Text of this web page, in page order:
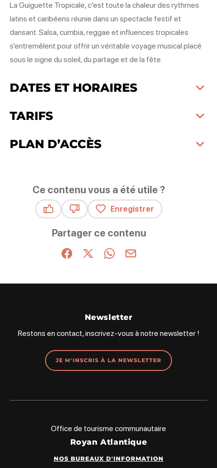
La Guiguette Tropicale, c’est toute la chaleur des rythmes
latins et caribéens réunie dans un spectacle festif et
dansant. Salsa, cumbia, reggae et influences tropicales
s’entremêlent pour offrir un véritable voyage musical placé
sous le signe du soleil, du partage et de la fête.
DATES ET HORAIRES
TARIFS
PLAN D’ACCÈS
Ce contenu vous a été utile ?
Enregistrer
Partager ce contenu
Partager sur Facebook (nouvelle fenêtre)
Partager sur X / Twitter (nouvelle
Partager sur WhatsApp
Partager par mail
Newsletter
Restons en contact, inscrivez-vous à notre newsletter !
JE M'INSCRIS À LA NEWSLETTER
Office de tourisme communautaire
Royan Atlantique
NOS BUREAUX D'INFORMATION